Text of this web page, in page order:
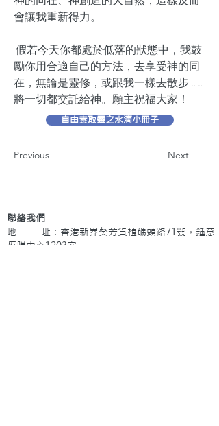
會讓我重新得力。
假若今天你都處於低落的狀態中，我鼓
勵你用合適自己的方法，去享受神的同
在，無論是靈修，或跟我一樣去散步……
將一切都交託給神。願主祝福大家！
自由索取靈之水滴小冊子
Previous Next
聯絡我們
地 址：香港新界葵芳貨櫃碼頭路71號，鍾意
恆勝中心1203室